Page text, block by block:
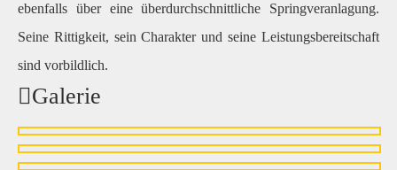
ebenfalls über eine überdurchschnittliche Springveranlagung.
Seine Rittigkeit, sein Charakter und seine Leistungsbereitschaft
sind vorbildlich.
Galerie